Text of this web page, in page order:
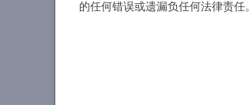
的任何错误或遗漏负任何法律责任